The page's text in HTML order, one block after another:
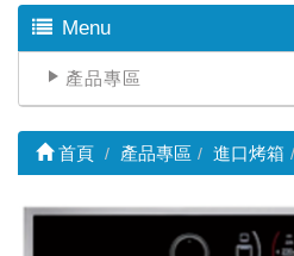
Menu
產品專區
首頁 產品專區 進口烤箱